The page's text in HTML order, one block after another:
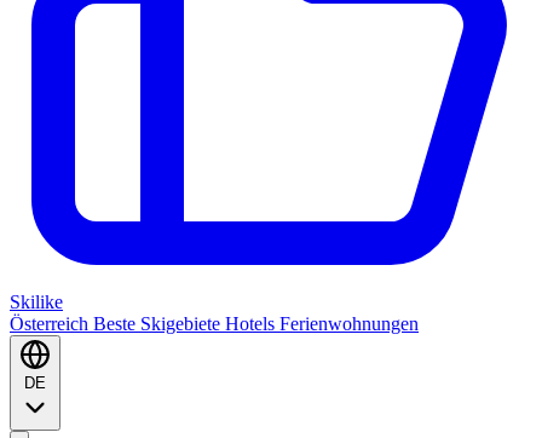
Skilike
Österreich Beste Skigebiete Hotels Ferienwohnungen
DE